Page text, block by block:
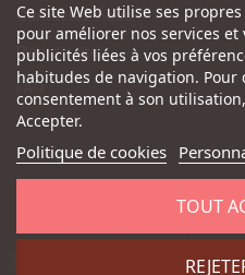
Contactez-nous
Plan du site
FAQ
Ce site Web utilise ses
pour améliorer nos services et
publicités liées à vos
habitudes de navigation. Pour
consentement à son
Accepter.
Politique de cookies
TOUT